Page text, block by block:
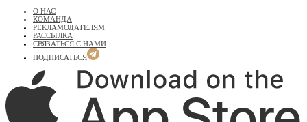
О НАС
КОМАНДА
РЕКЛАМОДАТЕЛЯМ
РАССЫЛКА
СВЯЗАТЬСЯ С НАМИ
ПОДПИСАТЬСЯ